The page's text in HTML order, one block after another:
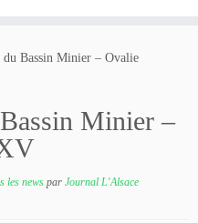
du Bassin Minier – Ovalie
Minier –
les news par Journal L'Alsace